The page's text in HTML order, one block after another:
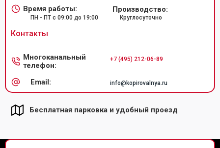
Время работы:
ПН - ПТ с 09:00 до 19:00
Производство:
Круглосуточно
Контакты
Многоканальный
телефон:
+7 (495) 212-06-89
Email: info@kopirovalnya.ru
Бесплатная парковка и удобный проезд